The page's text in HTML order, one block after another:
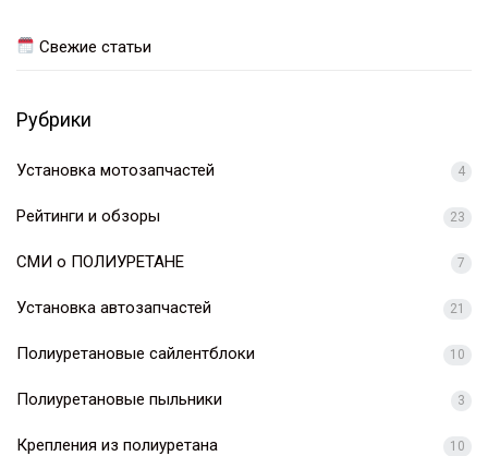
Свежие статьи
Рубрики
Установка мотозапчастей 4
Рейтинги и обзоры 23
СМИ о ПОЛИУРЕТАНЕ 7
Установка автозапчастей 21
Полиуретановые сайлентблоки 10
Полиуретановые пыльники 3
Крепления из полиуретана 10